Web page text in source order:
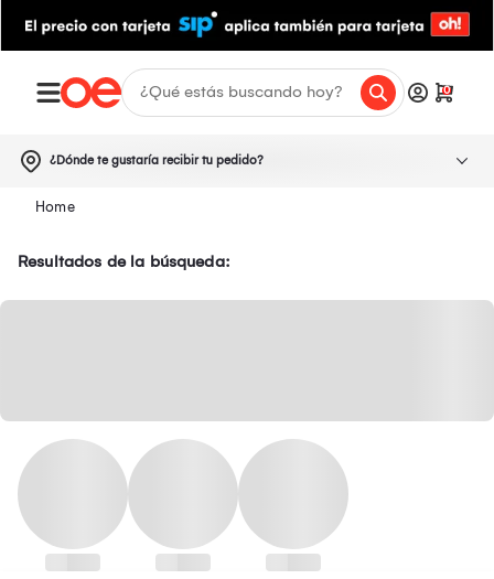
0
¿Dónde te gustaría recibir tu pedido?
Resultados de la búsqueda: